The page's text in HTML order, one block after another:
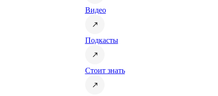
Видео
Подкасты
Стоит знать